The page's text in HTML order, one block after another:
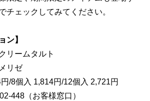
チェックしてみてください。
ン】
リームタルト
リゼ
/8個入 1,814円/12個入 2,721円
448（お客様窓口）